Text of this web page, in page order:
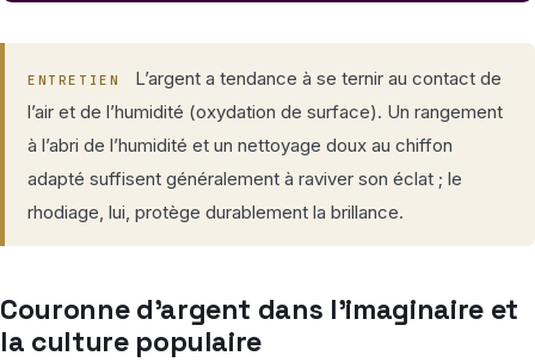
ENTRETIEN
L’argent a tendance à se ternir au contact de
l’air et de l’humidité (oxydation de surface). Un rangement
à l’abri de l’humidité et un nettoyage doux au chiffon
adapté suffisent généralement à raviver son éclat ; le
rhodiage, lui, protège durablement la brillance.
Couronne d’argent dans l’imaginaire et
la culture populaire